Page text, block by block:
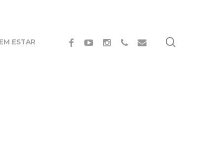
ESTAR FACEBOOKYOUTUBEINSTAGRAM
PHONEEMAIL